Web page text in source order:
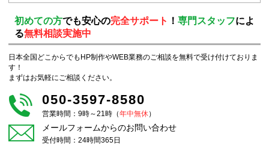
初めての方でも安心の完全サポート ！ 専門スタッフによ
る無料相談実施中
日本全国どこからでもHP制作やWEB業務のご相談を無料で受け付けておりま
す！
まずはお気軽にご相談ください。
050-3597-8580
営業時間：9時～21時（年中無休）
メールフォームからのお問い合わせ
受付時間：24時間365日